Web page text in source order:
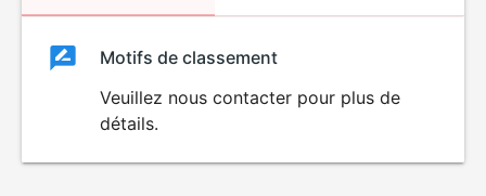
ClassementClassement
Motifs de classement
Veuillez nous contacter pour plus de
détails.